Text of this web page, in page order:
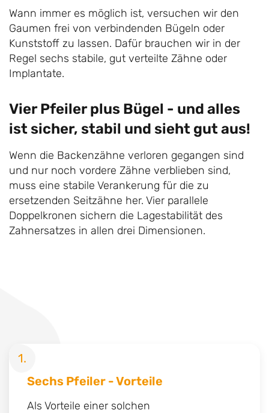
Wann immer es möglich ist, versuchen wir den
Gaumen frei von verbindenden Bügeln oder
Kunststoff zu lassen. Dafür brauchen wir in der
Regel sechs stabile, gut verteilte Zähne oder
Implantate.
Vier Pfeiler plus Bügel - und alles
ist sicher, stabil und sieht gut aus!
Wenn die Backenzähne verloren gegangen sind
und nur noch vordere Zähne verblieben sind,
muss eine stabile Verankerung für die zu
ersetzenden Seitzähne her. Vier parallele
Doppelkronen sichern die Lagestabilität des
Zahnersatzes in allen drei Dimensionen.
1.
Sechs Pfeiler - Vorteile
Als Vorteile einer solchen